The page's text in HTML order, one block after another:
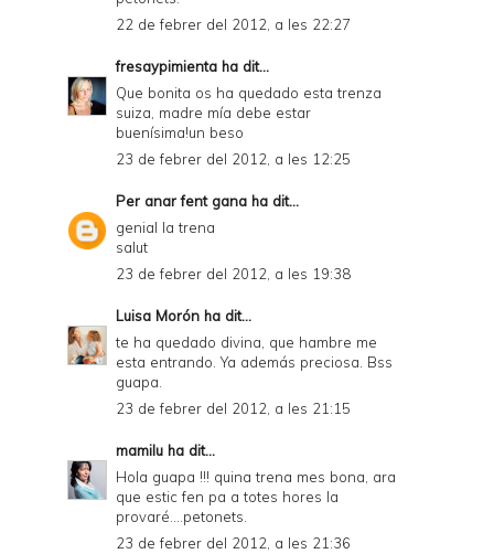
22 de febrer del 2012, a les 22:27
fresaypimienta ha dit...
Que bonita os ha quedado esta trenza
suiza, madre mía debe estar
buenísima!un beso
23 de febrer del 2012, a les 12:25
Per anar fent gana ha dit...
genial la trena
salut
23 de febrer del 2012, a les 19:38
Luisa Morón ha dit...
te ha quedado divina, que hambre me
esta entrando. Ya además preciosa. Bss
guapa.
23 de febrer del 2012, a les 21:15
mamilu ha dit...
Hola guapa !!! quina trena mes bona, ara
que estic fen pa a totes hores la
provaré....petonets.
23 de febrer del 2012, a les 21:36